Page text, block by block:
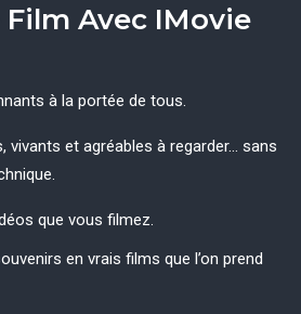
Film Avec IMovie
à la portée de tous.
vivants et agréables à regarder… sans
que vous filmez.
en vrais films que l’on prend